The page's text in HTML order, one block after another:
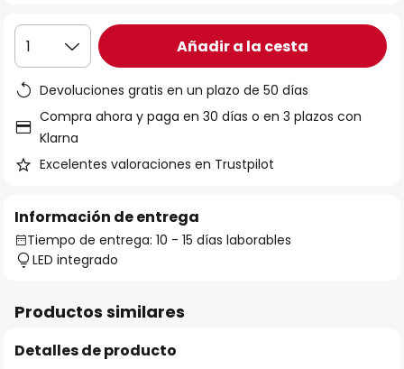
1 Añadir a la cesta
Devoluciones gratis en un plazo de 50 días
Compra ahora y paga en 30 días o en 3 plazos con
Klarna
Excelentes valoraciones en Trustpilot
Información de entrega
Tiempo de entrega: 10 - 15 días laborables
LED integrado
Productos similares
Detalles de producto